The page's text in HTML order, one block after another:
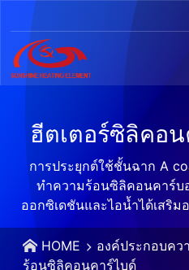
ฮีตเตอร์ซิลิคอ
การประยุกต์ใช้ชั้นฉาก A
ทำความร้อนซิลิคอนคาร์บ
ออกซิเดชันและไอน้ำได้เสริม
HOME องค์ประกอบคว
ร้อนซิลิคอนคาร์ไบด์